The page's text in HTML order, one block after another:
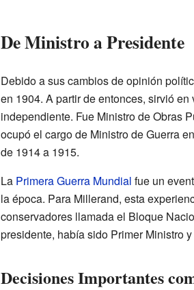
De Ministro a Presidente
Debido a sus cambios de opinión
en 1904. A partir de entonces, sirvió
independiente. Fue Ministro de Obras
ocupó el cargo de Ministro de Guerra
de 1914 a 1915.
La Primera Guerra Mundial fue un
la época. Para Millerand, esta
conservadores llamada el Bloque
presidente, había sido Primer Ministro
Decisiones Importantes